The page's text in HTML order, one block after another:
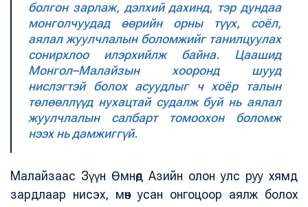
болгон зарлаж, дэлхий дахинд, тэр дундаа
монголчуудад өөрийн орны түүх, соёл,
аялал жуулчлалын боломжийг танилцуулах
сонирхлоо илэрхийлж байна. Цаашид
Монгол–Малайзын хооронд шууд
нислэгтэй болох асуудлыг ч хоёр талын
төлөөллүүд нухацтай судалж буй нь аялал
жуулчлалын салбарт томоохон боломж
нээх нь дамжиггүй.
Малайзаас Зүүн Өмнөд Азийн олон улс руу хямд
зардлаар нисэх, мөн усан онгоцоор аялж болох